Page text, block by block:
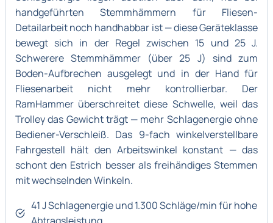
handgeführten Stemmhämmern für Fliesen-
Detailarbeit noch handhabbar ist — diese Geräteklasse
bewegt sich in der Regel zwischen 15 und 25 J.
Schwerere Stemmhämmer (über 25 J) sind zum
Boden-Aufbrechen ausgelegt und in der Hand für
Fliesenarbeit nicht mehr kontrollierbar. Der
RamHammer überschreitet diese Schwelle, weil das
Trolley das Gewicht trägt — mehr Schlagenergie ohne
Bediener-Verschleiß. Das 9-fach winkelverstellbare
Fahrgestell hält den Arbeitswinkel konstant — das
schont den Estrich besser als freihändiges Stemmen
mit wechselnden Winkeln.
41 J Schlagenergie und 1.300 Schläge/min für hohe